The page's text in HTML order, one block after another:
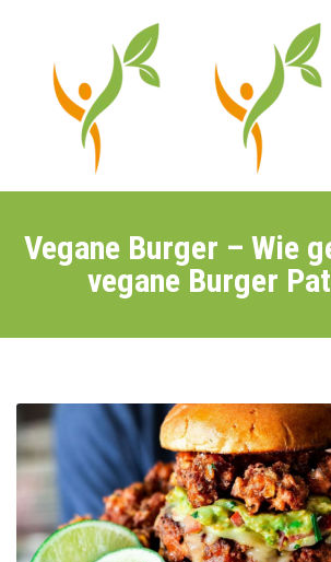
Vegane Burger – Wie
vegane Burger